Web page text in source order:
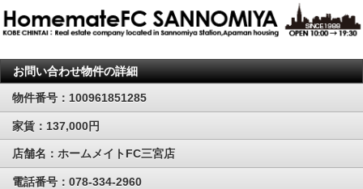
お問い合わせ物件の詳細
物件番号：100961851285
家賃：137,000円
店舗名：ホームメイトFC三宮店
電話番号：078-334-2960